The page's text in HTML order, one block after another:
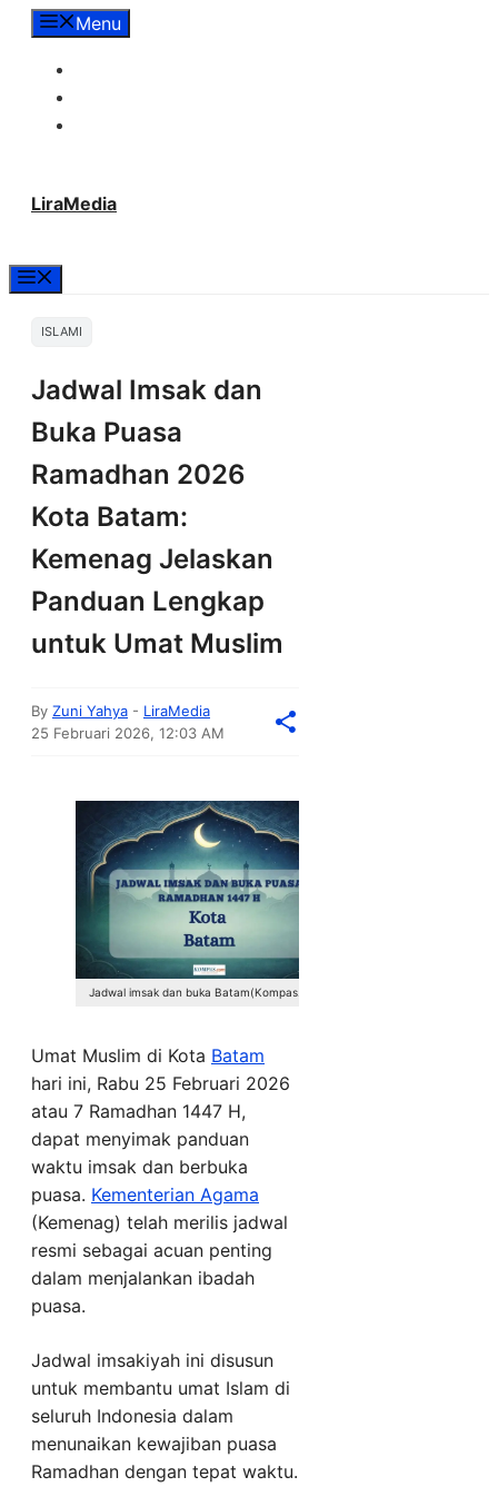
LangsungMenu
LiraMedia
ISLAMI
Jadwal Imsak dan
Buka Puasa
Ramadhan 2026
Kota Batam:
Kemenag Jelaskan
Panduan Lengkap
untuk Umat Muslim
By Zuni Yahya - LiraMedia
25 Februari 2026, 12:03 AM
Jadwal imsak dan buka Batam(Kompas.com)
Umat Muslim di Kota Batam
hari ini, Rabu 25 Februari 2026
atau 7 Ramadhan 1447 H,
dapat menyimak panduan
waktu imsak dan berbuka
puasa. Kementerian Agama
(Kemenag) telah merilis jadwal
resmi sebagai acuan penting
dalam menjalankan ibadah
puasa.
Jadwal imsakiyah ini disusun
untuk membantu umat Islam di
seluruh Indonesia dalam
menunaikan kewajiban puasa
Ramadhan dengan tepat waktu.